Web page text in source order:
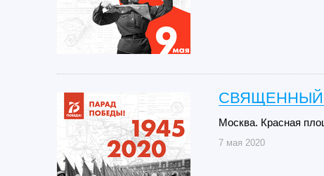
СВЯЩЕННЫЙ
Москва. Красная
7 мая 2020